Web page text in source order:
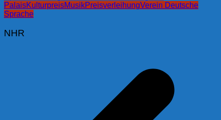
PalaisKulturpreisMusikPreisverleihungVerein Deutsche
Sprache
NHR